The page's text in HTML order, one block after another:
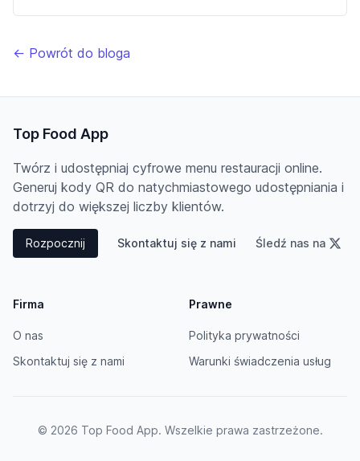
← Powrót do bloga
Top Food App
Twórz i udostępniaj cyfrowe menu restauracji online.
Generuj kody QR do natychmiastowego udostępniania i
dotrzyj do większej liczby klientów.
Rozpocznij Skontaktuj się z nami Śledź nas na
Firma
O nas
Skontaktuj się z nami
Prawne
Polityka prywatności
Warunki świadczenia usług
© 2026 Top Food App. Wszelkie prawa zastrzeżone.